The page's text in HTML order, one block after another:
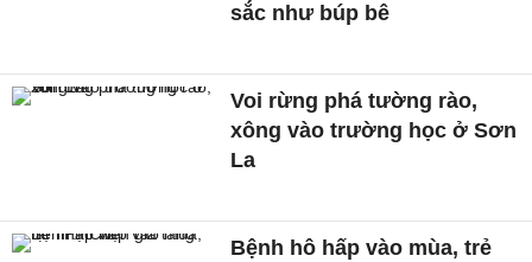
sắc như búp bê
Voi rừng phá tường rào,
xông vào trường học ở Sơn
La
Bệnh hô hấp vào mùa, trẻ